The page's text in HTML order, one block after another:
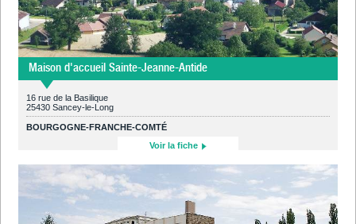
Maison d'accueil Sainte-Jeanne-Antide
16 rue de la Basilique
25430 Sancey-le-Long
BOURGOGNE-FRANCHE-COMTÉ
Voir la fiche